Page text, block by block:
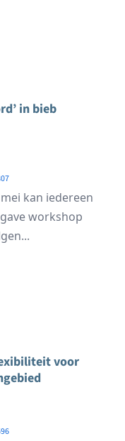
in bieb
mei kan iedereen
workshop
voor